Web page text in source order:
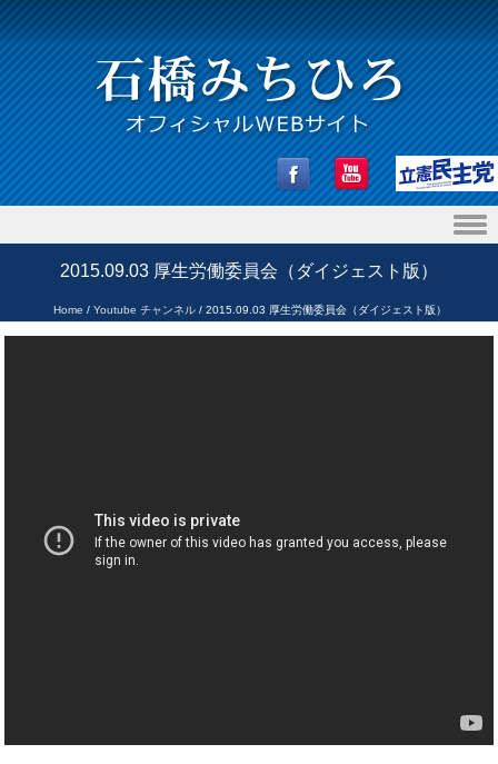
2015.09.03 厚生労働委員会（ダイジェスト版）
Home / Youtube チャンネル/ 2015.09.03 厚生労働委員会（ダイジェスト版）